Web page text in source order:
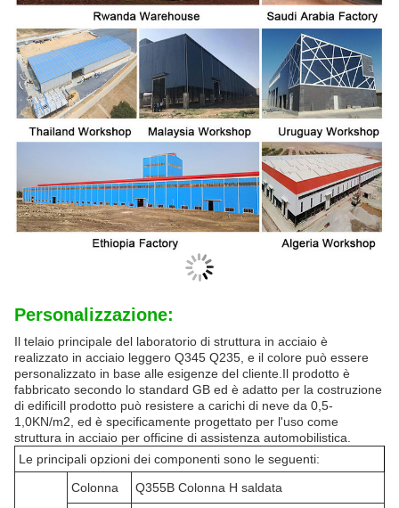
Personalizzazione:
Il telaio principale del laboratorio di struttura in acciaio è
realizzato in acciaio leggero Q345 Q235, e il colore può essere
personalizzato in base alle esigenze del cliente.Il prodotto è
fabbricato secondo lo standard GB ed è adatto per la costruzione
di edificiIl prodotto può resistere a carichi di neve da 0,5-
1,0KN/m2, ed è specificamente progettato per l'uso come
struttura in acciaio per officine di assistenza automobilistica.
Le principali opzioni dei componenti sono le seguenti:
Colonna
Q355B Colonna H saldata